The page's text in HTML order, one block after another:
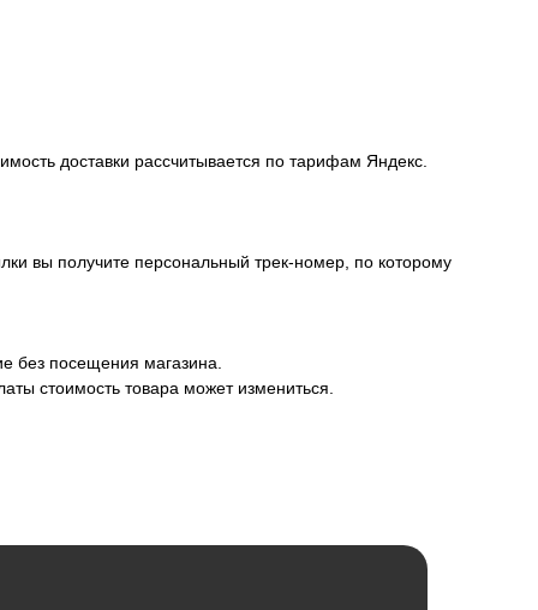
доставки рассчитывается по тарифам Яндекс.
вы получите персональный трек-номер, по которому
без посещения магазина.
стоимость товара может измениться.